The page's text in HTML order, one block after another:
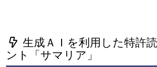
生成ＡＩを利用した特許
ント「サマリア」